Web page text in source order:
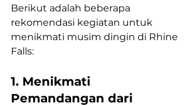
Berikut adalah beberapa
rekomendasi kegiatan untuk
menikmati musim dingin di Rhine
Falls:
1. Menikmati
Pemandangan dari